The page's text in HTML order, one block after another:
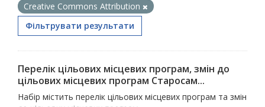
Creative Commons Attribution
Фільтрувати результати
Перелік цільових місцевих програм, змін до
цільових місцевих програм Старосам...
Набір містить перелік цільових місцевих програм та змін